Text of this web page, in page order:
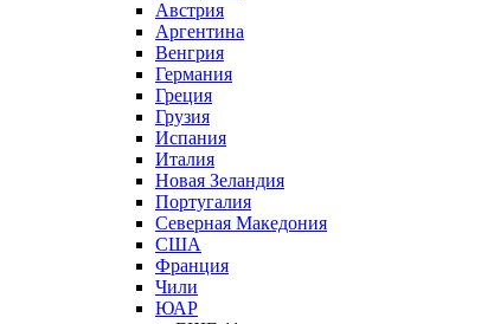
Австрия
Аргентина
Венгрия
Германия
Греция
Грузия
Испания
Италия
Новая Зеландия
Португалия
Северная Македония
США
Франция
Чили
ЮАР